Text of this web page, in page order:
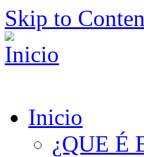
Skip to
Inicio
¿QUE É